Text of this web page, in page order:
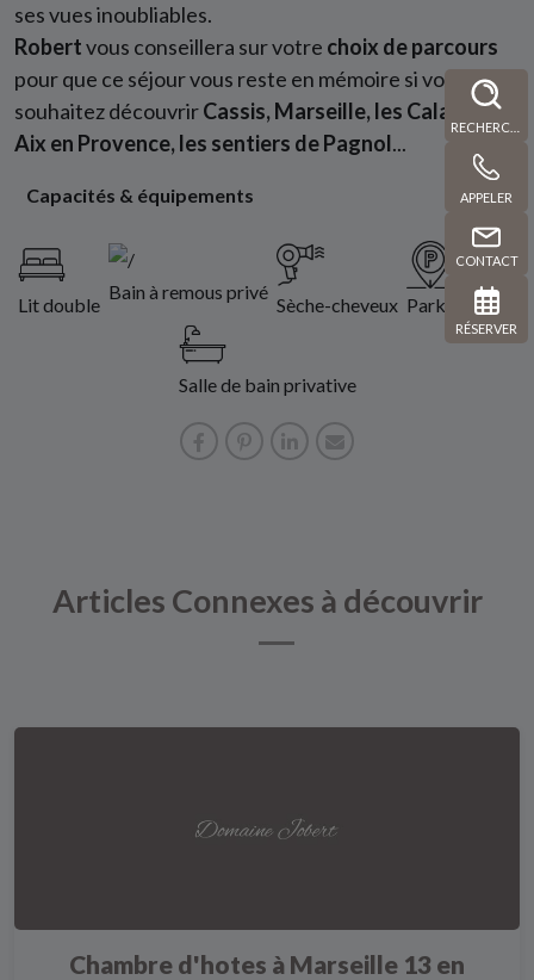
APPELER
CONTACT
RÉSERVER
ses vues inoubliables.
Robertvous conseillera sur votre choix de parcours
pour que ce séjour vous reste en mémoire si vous
souhaitez découvrirCassis, Marseille, les Calanques,
Aix en Provence, les sentiers de Pagnol...
Capacités & équipements
Lit double
Bain à remous privé
Sèche-cheveux Parking privé
Salle de bain privative
Articles Connexes à découvrir
Chambre d'hotes à Marseille 13 en